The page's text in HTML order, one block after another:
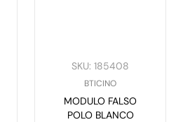
SKU: 185408
BTICINO
MODULO FALSO
POLO BLANCO